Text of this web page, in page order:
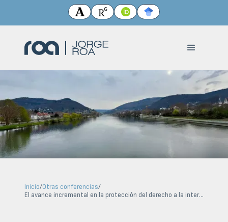
Inicio/Otras conferencias/
El avance incremental en la protección del derecho a la interrupción voluntaria del embarazo